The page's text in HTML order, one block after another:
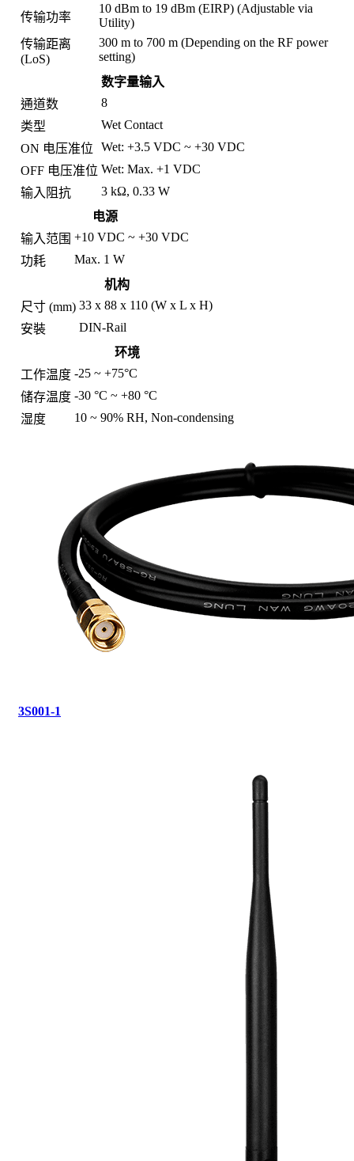
传输功率
10 dBm to 19 dBm (EIRP) (Adjustable via
Utility)
传输距离
(LoS)
300 m to 700 m (Depending on the RF power
setting)
数字量输入
通道数
8
类型
Wet Contact
ON 电压准位
Wet: +3.5 VDC ~ +30 VDC
OFF 电压准位 Wet: Max. +1 VDC
输入阻抗
3 kΩ, 0.33 W
电源
输入范围 +10 VDC ~ +30 VDC
功耗
Max. 1 W
机构
尺寸 (mm) 33 x 88 x 110 (W x L x H)
安裝
DIN-Rail
环境
工作温度 -25 ~ +75°C
储存温度 -30 °C ~ +80 °C
湿度
10 ~ 90% RH, Non-condensing
3S001-1